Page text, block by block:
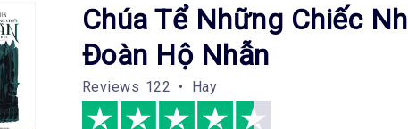
Chúa Tể Những Chiếc
Đoàn Hộ Nhẫn
Reviews 122 • Hay